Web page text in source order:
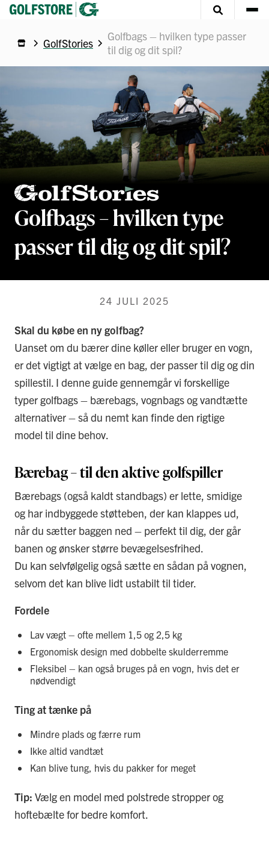
GolfStories
Golfbags – hvilken type passer
til dig og dit spil?
Golfbags – hvilken type
passer til dig og dit spil?
24 JULI 2025
Skal du købe en ny golfbag?
Uanset om du bærer dine køller eller bruger en vogn,
er det vigtigt at vælge en bag, der passer til dig og din
spillestil. I denne guide gennemgår vi forskellige
typer golfbags – bærebags, vognbags og vandtætte
alternativer – så du nemt kan finde den rigtige
model til dine behov.
Bærebag – til den aktive golfspiller
Bærebags (også kaldt standbags) er lette, smidige
og har indbyggede støtteben, der kan klappes ud,
når du sætter baggen ned – perfekt til dig, der går
banen og ønsker større bevægelsesfrihed.
Du kan selvfølgelig også sætte en sådan på vognen,
selvom det kan blive lidt ustabilt til tider.
Fordele
Lav vægt – ofte mellem 1,5 og 2,5 kg
Ergonomisk design med dobbelte skulderremme
Fleksibel – kan også bruges på en vogn, hvis det er
nødvendigt
Ting at tænke på
Mindre plads og færre rum
Ikke altid vandtæt
Kan blive tung, hvis du pakker for meget
Tip: Vælg en model med polstrede stropper og
hoftebælte for bedre komfort.